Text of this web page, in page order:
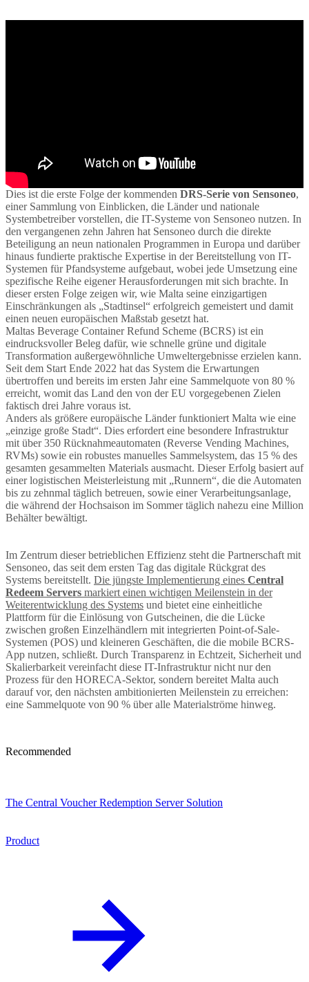
Dies ist die erste Folge der kommenden DRS-Serie von Sensoneo,
einer Sammlung von Einblicken, die Länder und nationale
Systembetreiber vorstellen, die IT-Systeme von Sensoneo nutzen. In
den vergangenen zehn Jahren hat Sensoneo durch die direkte
Beteiligung an neun nationalen Programmen in Europa und darüber
hinaus fundierte praktische Expertise in der Bereitstellung von IT-
Systemen für Pfandsysteme aufgebaut, wobei jede Umsetzung eine
spezifische Reihe eigener Herausforderungen mit sich brachte. In
dieser ersten Folge zeigen wir, wie Malta seine einzigartigen
Einschränkungen als „Stadtinsel“ erfolgreich gemeistert und damit
einen neuen europäischen Maßstab gesetzt hat.
Maltas Beverage Container Refund Scheme (BCRS) ist ein
eindrucksvoller Beleg dafür, wie schnelle grüne und digitale
Transformation außergewöhnliche Umweltergebnisse erzielen kann.
Seit dem Start Ende 2022 hat das System die Erwartungen
übertroffen und bereits im ersten Jahr eine Sammelquote von 80 %
erreicht, womit das Land den von der EU vorgegebenen Zielen
faktisch drei Jahre voraus ist.
Anders als größere europäische Länder funktioniert Malta wie eine
„einzige große Stadt“. Dies erfordert eine besondere Infrastruktur
mit über 350 Rücknahmeautomaten (Reverse Vending Machines,
RVMs) sowie ein robustes manuelles Sammelsystem, das 15 % des
gesamten gesammelten Materials ausmacht. Dieser Erfolg basiert auf
einer logistischen Meisterleistung mit „Runnern“, die die Automaten
bis zu zehnmal täglich betreuen, sowie einer Verarbeitungsanlage,
die während der Hochsaison im Sommer täglich nahezu eine Million
Behälter bewältigt.
Im Zentrum dieser betrieblichen Effizienz steht die Partnerschaft mit
Sensoneo, das seit dem ersten Tag das digitale Rückgrat des
Systems bereitstellt. Die jüngste Implementierung eines Central
Redeem Servers markiert einen wichtigen Meilenstein in der
Weiterentwicklung des Systems und bietet eine einheitliche
Plattform für die Einlösung von Gutscheinen, die die Lücke
zwischen großen Einzelhändlern mit integrierten Point-of-Sale-
Systemen (POS) und kleineren Geschäften, die die mobile BCRS-
App nutzen, schließt. Durch Transparenz in Echtzeit, Sicherheit und
Skalierbarkeit vereinfacht diese IT-Infrastruktur nicht nur den
Prozess für den HORECA-Sektor, sondern bereitet Malta auch
darauf vor, den nächsten ambitionierten Meilenstein zu erreichen:
eine Sammelquote von 90 % über alle Materialströme hinweg.
Recommended
The Central Voucher Redemption Server Solution
Product